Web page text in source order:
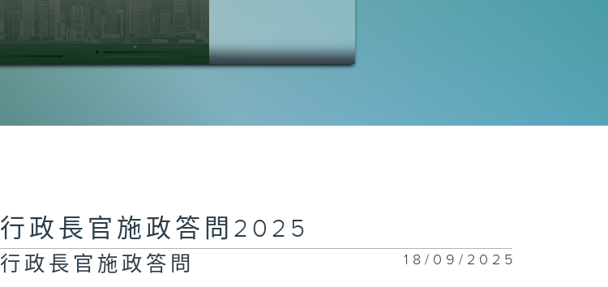
行政長官施政答問2025
行政長官施政答問 18/09/2025